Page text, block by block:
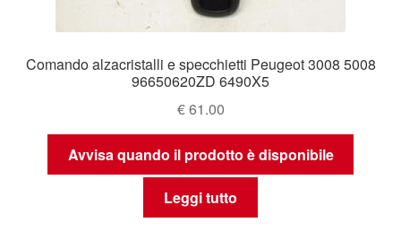
Comando alzacristalli e specchietti Peugeot 3008 5008
96650620ZD 6490X5
€61.00
Avvisa quando il prodotto è disponibile
Leggi tutto